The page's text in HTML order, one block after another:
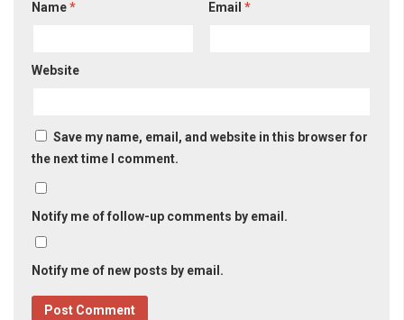
Name* Email*
Website
Save my name, email, and website in this browser for
the next time I comment.
Notify me of follow-up comments by email.
Notify me of new posts by email.